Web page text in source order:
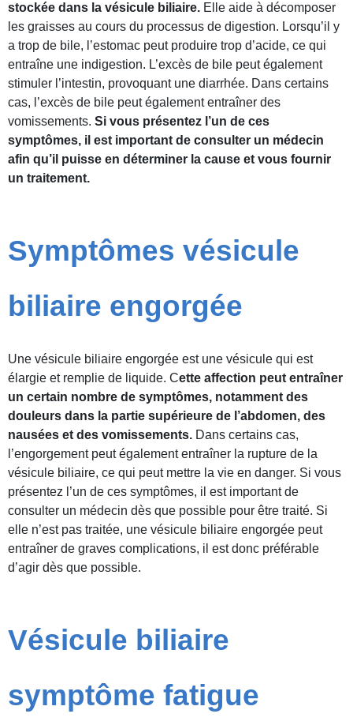
stockée dans la vésicule biliaire. Elle aide à décomposer
les graisses au cours du processus de digestion. Lorsqu’il y
a trop de bile, l’estomac peut produire trop d’acide, ce qui
entraîne une indigestion. L’excès de bile peut également
stimuler l’intestin, provoquant une diarrhée. Dans certains
cas, l’excès de bile peut également entraîner des
vomissements. Si vous présentez l’un de ces
symptômes, il est important de consulter un médecin
afin qu’il puisse en déterminer la cause et vous fournir
un traitement.
Symptômes vésicule
biliaire engorgée
Une vésicule biliaire engorgée est une vésicule qui est
élargie et remplie de liquide. Cette affection peut entraîner
un certain nombre de symptômes, notamment des
douleurs dans la partie supérieure de l’abdomen, des
nausées et des vomissements. Dans certains cas,
l’engorgement peut également entraîner la rupture de la
vésicule biliaire, ce qui peut mettre la vie en danger. Si vous
présentez l’un de ces symptômes, il est important de
consulter un médecin dès que possible pour être traité. Si
elle n’est pas traitée, une vésicule biliaire engorgée peut
entraîner de graves complications, il est donc préférable
d’agir dès que possible.
Vésicule biliaire
symptôme fatigue